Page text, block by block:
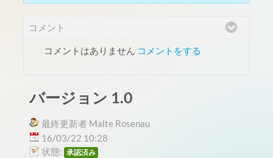
コメント
コメントはありません コメントをする
バージョン 1.0
最終更新者 Malte Rosenau
16/03/22 10:28
状態: 承認済み